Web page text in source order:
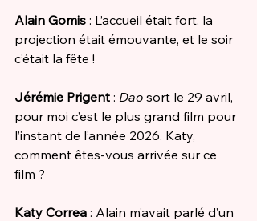
Alain Gomis : L’accueil était fort, la
projection était émouvante, et le soir
c’était la fête !
Jérémie Prigent : Dao sort le 29 avril,
pour moi c’est le plus grand film pour
l’instant de l’année 2026. Katy,
comment êtes-vous arrivée sur ce
film ?
Katy Correa : Alain m’avait parlé d’un